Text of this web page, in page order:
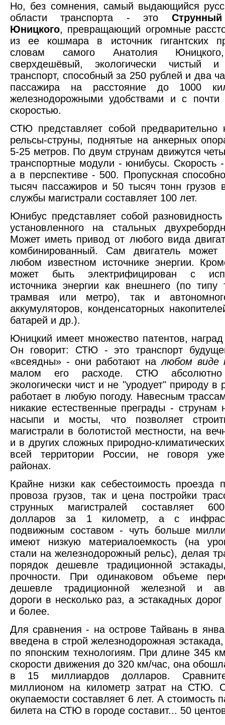
Но, без сомнения, самый выдающийся
области транспорта - это
Юницкого, превращающий огромные
из ее кошмара в источник гигантских
словам самого Анатолия
сверхдешёвый, экологически чистый и
транспорт, способный за 250 рублей и два
пассажира на расстояние до 1000
железнодорожными удобствами и с почти
скоростью.
СТЮ представляет собой предварительно
рельсы-струны, поднятые на анкерных
5-25 метров. По двум струнам движутся
транспортные модули - юнибусы. Скорость
а в перспективе - 500. Пропускная
тысяч пассажиров и 50 тысяч тонн грузов
службы магистрали составляет 100 лет.
Юнибус представляет собой
установленного на стальных
Может иметь привод от любого вида
комбинированный. Сам двигатель может
любом известном источнике энергии.
может быть электрифицирован с
источника энергии как внешнего (по типу
трамвая или метро), так и
аккумуляторов, конденсаторных
батарей и др.).
Юницкий имеет множество патентов,
Он говорит: СТЮ - это транспорт
«всеядны» - они работают налюбом виде
малом его расходе. СТЮ абсолютно
экологически чист и не "уродует" природу в
работает в любую погоду. Навесным
никакие естественные преграды - струнам
насыпи и мосты, что позволяет
магистрали в болотистой местности, на
и в других сложных природно-
всей территории России, не говоря
районах.
Крайне низки как себестоимость проезда
провоза грузов, так и цена постройки
струнных магистралей составляет
долларов за 1 километр, а с
подвижным составом - чуть больше
имеют низкую материалоемкость (на
стали на железнодорожный рельс), делая
порядок дешевле традиционной
прочности. При одинаковом объеме
дешевле традиционной железной и
дороги в несколько раз, а эстакадных
и более.
Для сравнения - на острове Тайвань в
введена в строй железнодорожная
по японским технологиям. При длине 345
скорости движения до 320 км/час, она
в 15 миллиардов долларов.
миллионом на километр затрат на СТЮ.
окупаемости составляет 6 лет. А стоимость
билета на СТЮ в городе составит... 50